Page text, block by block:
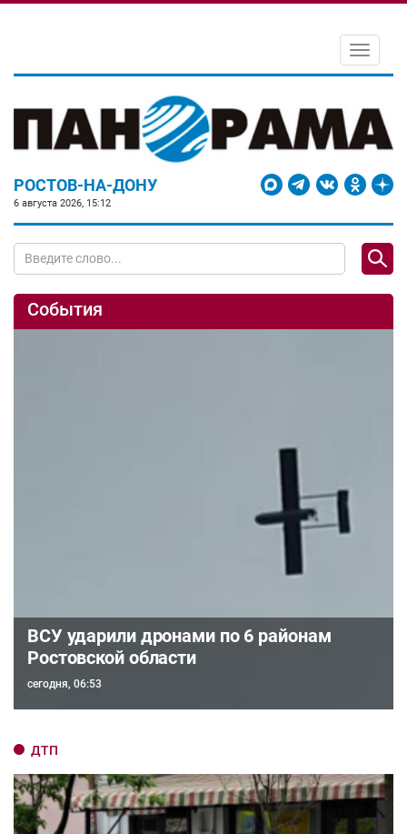
Toggle
РОСТОВ-НА-ДОНУ
6 августа 2026, 15:12
События
ВСУ ударили дронами по 6 районам
Ростовской области
сегодня, 06:53
ДТП